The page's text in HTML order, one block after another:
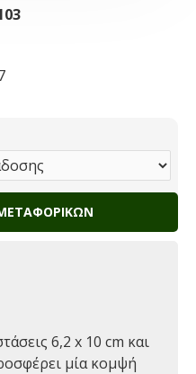
6,2 x 10 cm και
μία κομψή